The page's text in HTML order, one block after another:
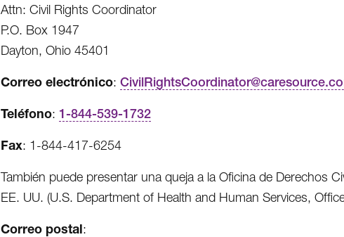
Attn: Civil Rights Coordinator
P.O. Box 1947
Dayton, Ohio 45401
Correo electrónico:
Teléfono: 1-844-539-1732
Fax: 1-844-417-6254
También puede presentar una queja a la Oficina de Derechos
EE. UU. (U.S. Department of Health and Human Services,
Correo postal: